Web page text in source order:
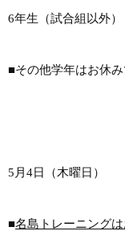
6年生（試合組以外）
■その他学年はお休み
5月4日（木曜日）
■名島トレーニングは